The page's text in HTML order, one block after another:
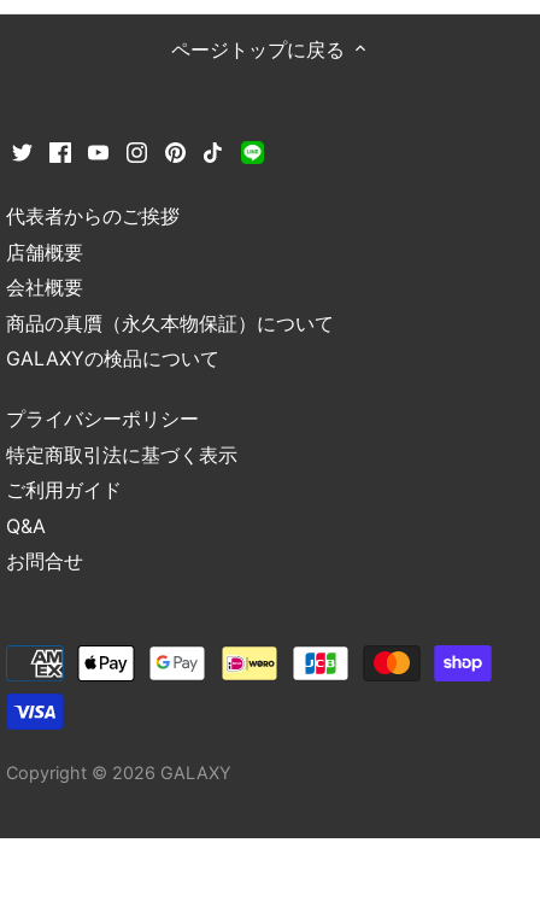
ページトップに戻る
代表者からのご挨拶
店舗概要
会社概要
商品の真贋（永久本物保証）について
GALAXYの検品について
プライバシーポリシー
特定商取引法に基づく表示
ご利用ガイド
Q&A
お問合せ
Copyright © 2026 GALAXY